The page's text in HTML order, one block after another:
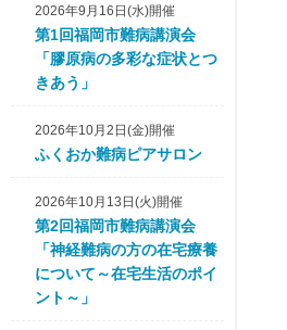
2026年9月16日(水)開催
第1回福岡市難病講演会
「膠原病の多彩な症状とつ
きあう」
2026年10月2日(金)開催
ふくおか難病ピアサロン
2026年10月13日(火)開催
第2回福岡市難病講演会
「神経難病の方の在宅療養
について～在宅生活のポイ
ント～」